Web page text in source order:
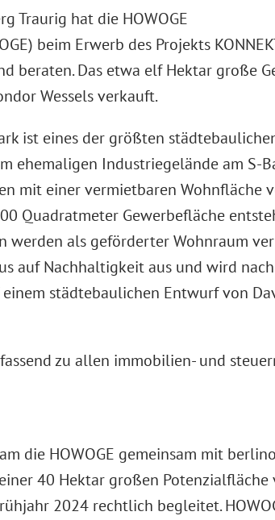
Traurig hat die HOWOGE
beim Erwerb des Projekts
beraten. Das etwa elf Hektar große
Wessels verkauft.
ist eines der größten
ehemaligen Industriegelände am S-
mit einer vermietbaren Wohnfläche
Quadratmeter Gewerbefläche
werden als geförderter Wohnraum
auf Nachhaltigkeit aus und wird
städtebaulichen Entwurf von
zu allen immobilien- und
die HOWOGE gemeinsam mit
40 Hektar großen Potenzialfläche
2024 rechtlich begleitet.